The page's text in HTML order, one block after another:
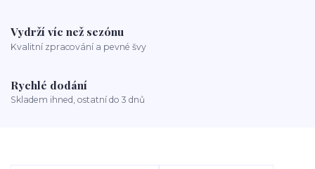
Vydrží víc než sezónu
Kvalitní zpracování a pevné švy
Rychlé dodání
Skladem ihned, ostatní do 3 dnů